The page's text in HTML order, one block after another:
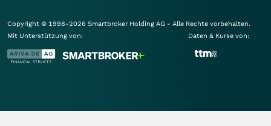
Copyright © 1998-2026 Smartbroker Holding AG - Alle Rechte vorbehalten.
Mit Unterstützung von:
Daten & Kurse von: